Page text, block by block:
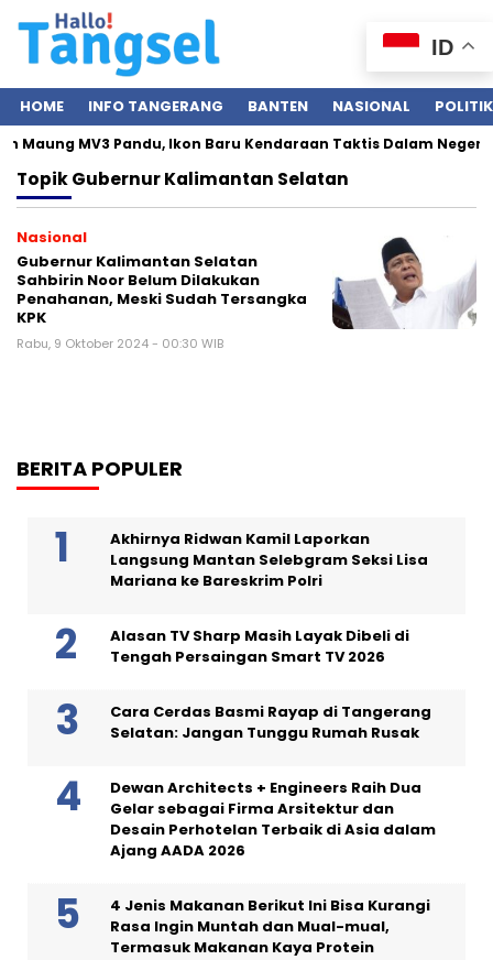
HOME INFO TANGERANG BANTEN NASIONAL POLITIK
Maung MV3 Pandu, Ikon Baru Kendaraan Taktis Dalam Negeri
TopikGubernur Kalimantan Selatan
Nasional
Gubernur Kalimantan Selatan
Sahbirin Noor Belum Dilakukan
Penahanan, Meski Sudah Tersangka
KPK
Rabu, 9 Oktober 2024 - 00:30 WIB
BERITA POPULER
Akhirnya Ridwan Kamil Laporkan
Langsung Mantan Selebgram Seksi Lisa
Mariana ke Bareskrim Polri
Alasan TV Sharp Masih Layak Dibeli di
Tengah Persaingan Smart TV 2026
Cara Cerdas Basmi Rayap di Tangerang
Selatan: Jangan Tunggu Rumah Rusak
Dewan Architects + Engineers Raih Dua
Gelar sebagai Firma Arsitektur dan
Desain Perhotelan Terbaik di Asia dalam
Ajang AADA 2026
4 Jenis Makanan Berikut Ini Bisa Kurangi
Rasa Ingin Muntah dan Mual-mual,
Termasuk Makanan Kaya Protein
ID